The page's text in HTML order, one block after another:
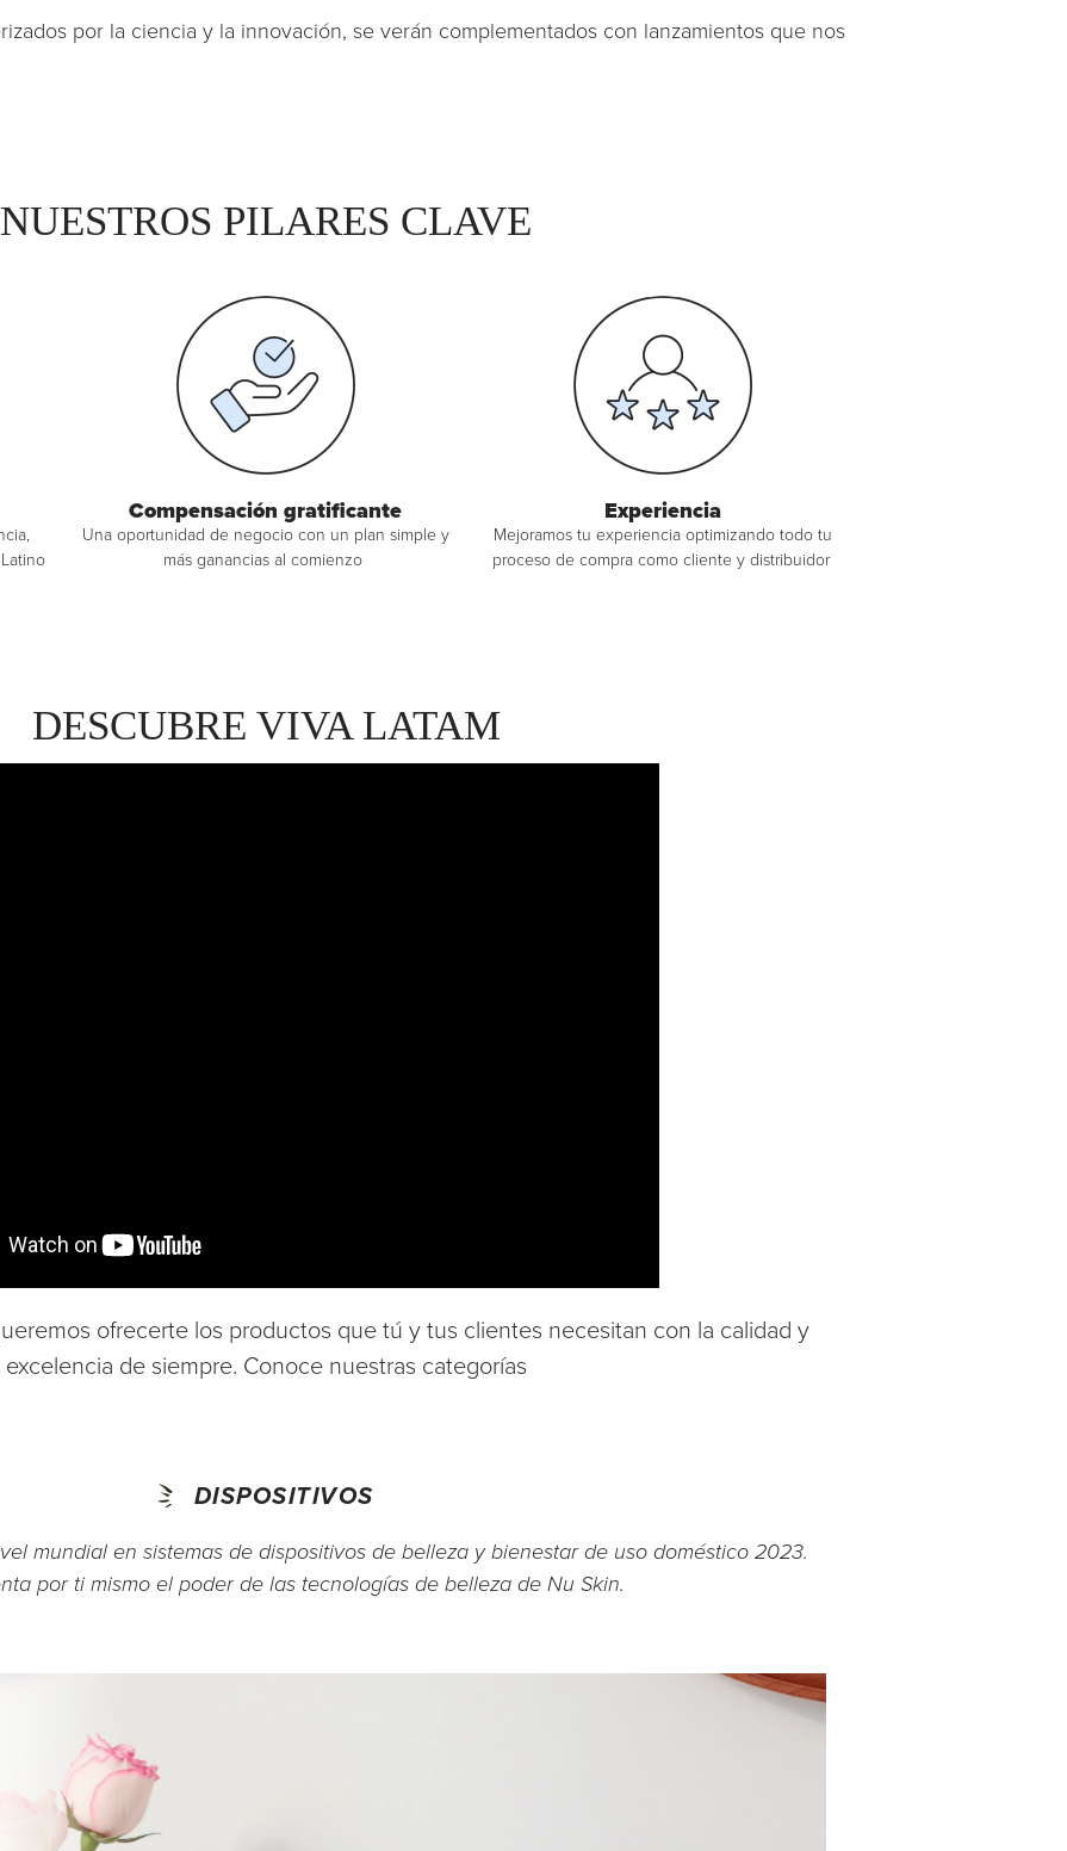
por la ciencia y la innovación, se verán complementados con lanzamientos que nos
NUESTROS PILARES CLAVE
Compensación gratificante
Una oportunidad de negocio con un plan simple y
más ganancias al comienzo
Experiencia
Mejoramos tu experiencia optimizando todo tu
proceso de compra como cliente y distribuidor
DESCUBRE VIVA LATAM
ofrecerte los productos que tú y tus clientes necesitan con la calidad y
excelencia de siempre. Conoce nuestras categorías
DISPOSITIVOS
mundial en sistemas de dispositivos de belleza y bienestar de uso doméstico 2023.
por ti mismo el poder de las tecnologías de belleza de Nu Skin.